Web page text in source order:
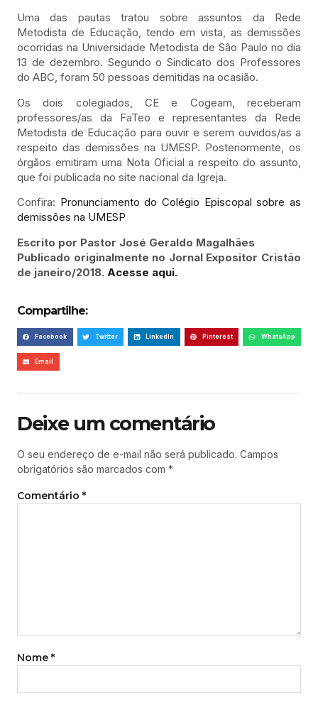
Uma das pautas tratou sobre assuntos da Rede
Metodista de Educação, tendo em vista, as demissões
ocorridas na Universidade Metodista de São Paulo no dia
13 de dezembro. Segundo o Sindicato dos Professores
do ABC, foram 50 pessoas demitidas na ocasião.
Os dois colegiados, CE e Cogeam, receberam
professores/as da FaTeo e representantes da Rede
Metodista de Educação para ouvir e serem ouvidos/as a
respeito das demissões na UMESP. Posteriormente, os
órgãos emitiram uma Nota Oficial a respeito do assunto,
que foi publicada no site nacional da Igreja.
Confira: Pronunciamento do Colégio Episcopal sobre as
demissões na UMESP
Escrito por Pastor José Geraldo Magalhães
Publicado originalmente no Jornal Expositor Cristão
de janeiro/2018. Acesse aqui.
Compartilhe:
Facebook Twitter LinkedIn Pinterest WhatsApp
Email
Deixe um comentário
O seu endereço de e-mail não será publicado. Campos
obrigatórios são marcados com *
Comentário *
Nome *